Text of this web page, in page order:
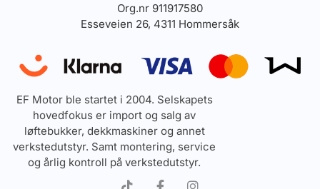
Org.nr 911917580
Esseveien 26, 4311 Hommersåk
EF Motor ble startet i 2004. Selskapets
hovedfokus er import og salg av
løftebukker, dekkmaskiner og annet
verkstedutstyr. Samt montering, service
og årlig kontroll på verkstedutstyr.